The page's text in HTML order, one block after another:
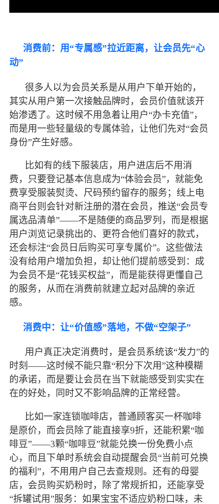
消费前：用“专属感”拉近距离，让会员先“心
动”
很多人以为会员关系是从用户下单开始的，
其实从用户第一次接触品牌时，会员价值就该开
始渗透了。这时候不用急着让用户“办卡充值”，
而是用一些轻量级的专属体验，让他们先对“会员
身份”产生好感。
比如有的线下服装店，用户进店后不用消
费，只要登记基本信息成为“体验会员”，就能免
费享受服装熨烫、尺码预约留存的服务；线上电
商平台则会针对新注册的潜在会员，推送“会员专
属选品清单”——不是随便的商品罗列，而是根据
用户浏览记录挑出的、更符合他们喜好的款式，
还会标注“会员日后购买可享专属价”。这些做法
没有给用户增加负担，却让他们提前感受到：成
为会员不是“花钱买权益”，而是能获得更懂自己
的服务，从而在消费前就建立起对品牌的亲近
感。
消费中：让“价值感”落地，不做“空架子”
用户真正决定消费时，是会员系统该“发力”的
时刻——这时候不能只靠“积分下次用”这种模糊
的承诺，而是要让会员在当下就能感受到实实在
在的好处，同时又不影响品牌的正常经营。
比如一家连锁咖啡店，普通顾客买一杯咖啡
是原价，而会员除了能直接享9折，还能积累“咖
啡豆”——3颗“咖啡豆”就能兑换一份免费小点
心，而且下单时系统会自动提醒会员“当前可兑换
的福利”，不用用户自己去查规则。还有的母婴
店，会员购买奶粉时，除了常规折扣，还能享受
“拆罐试用”服务：如果宝宝不适应奶粉口味，未